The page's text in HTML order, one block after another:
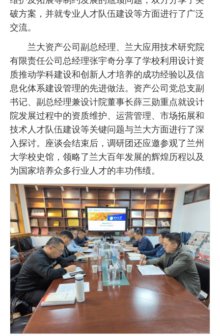
破方案，并就专业人才队伍建设等方面进行了广泛
交流。
兰大资产公司副总经理、兰大应用技术研究院
有限责任公司总经理张宇奇分享了学校利用设计资
质推动学科建设和创新人才培养的成功经验以及信
息化体系建设管理的先进做法。资产公司党总支副
书记、副总经理兼设计院董事长薛三勋重点就设计
院发展过程中的资质维护、运营管理、市场拓展和
技术人才队伍建设等关键问题与兰大方面进行了深
入探讨。座谈会结束后，调研团还应邀参观了兰州
大学校史馆，领略了兰大百年发展的辉煌历程以及
为国家培养众多行业人才的丰功伟绩。